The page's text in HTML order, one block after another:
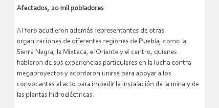
Afectados, 20 mil pobladores
Al foro acudieron además representantes de otras
organizaciones de diferentes regiones de Puebla, como la
Sierra Negra, la Mixteca, el Oriente y el centro, quienes
hablaron de sus experiencias particulares en la lucha contra
megaproyectos y acordaron unirse para apoyar a los
convocantes al acto para impedir la instalación de la mina y de
las plantas hidroeléctricas.